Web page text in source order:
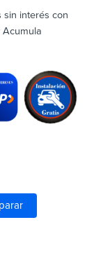
sin interés con
Acumula